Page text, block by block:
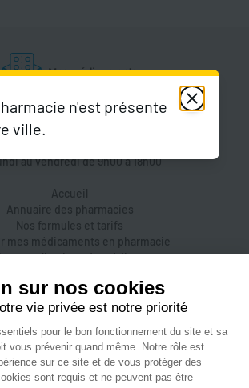
au vendredi de 9h00 à 18h00
Accueil
Annuaire des pharmacies
Nos formules et tarifs
mes médicaments en pharmacie
une livraison de médicaments
Accès pharmaciens
Accès aidants
Aide et FAQ
Nous contacter
Accessibilité
n'est présente
ville.